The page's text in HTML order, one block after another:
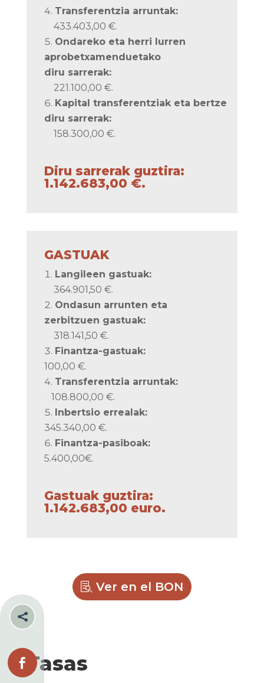


Transferentzia arruntak:
433.403,00 €.
Ondareko eta herri lurren
aprobetxamenduetako
diru sarrerak:
221.100,00 €.
Kapital transferentziak eta bertze
diru sarrerak:
158.300,00 €.
Diru sarrerak guztira:
1.142.683,00 €.
GASTUAK
Langileen gastuak:
364.901,50 €.
Ondasun arrunten eta
zerbitzuen gastuak:
318.141,50 €.
Finantza-gastuak:
100,00 €.
Transferentzia arruntak:
108.800,00 €.
Inbertsio errealak:
345.340,00 €.
Finantza-pasiboak:
5.400,00€.
Gastuak guztira:
1.142.683,00 euro.
Ver en el BON
Tasas